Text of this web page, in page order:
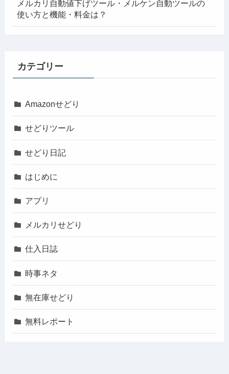
メルカリ自動値下げツール・メルケン自動ツールの
使い方と機能・料金は？
カテゴリー
Amazonせどり
せどりツール
せどり日記
はじめに
アプリ
メルカリせどり
仕入日誌
時事ネタ
無在庫せどり
無料レポート